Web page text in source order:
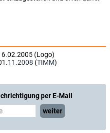
(Logo)
11.2008 (TIMM)
per E-Mail
weiter